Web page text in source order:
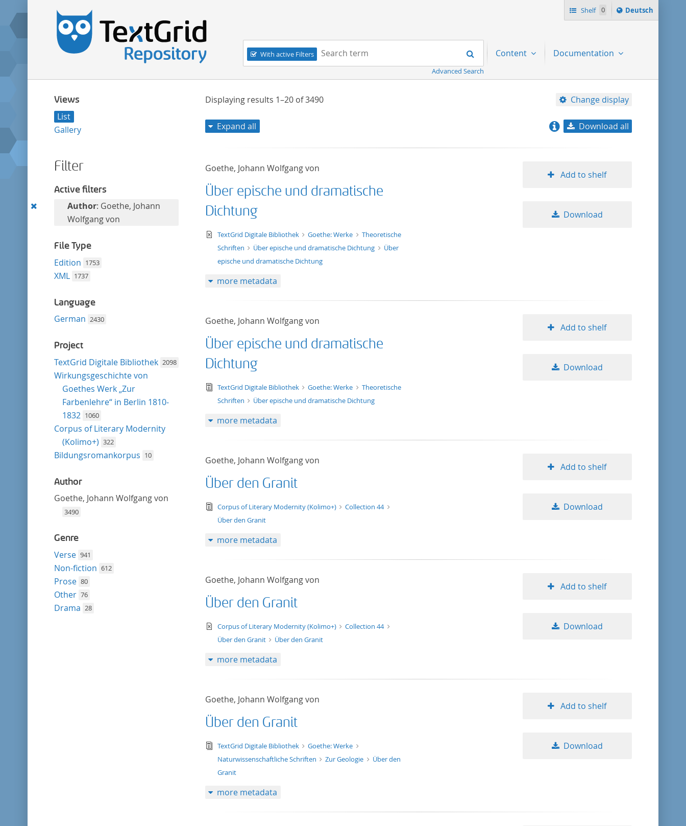
Shelf 0
Sprache
ï¿½ndern
Deutsch
Navigation
With active Filters
Search term:
Search
Advanced Search
Content Documentation
Views
List
Gallery
Filter
Active filters
RemoveAuthor: Goethe, Johann
Wolfgang von
File Type
Edition 1753
XML 1737
Language
German 2430
Project
TextGrid Digitale Bibliothek 2098
Wirkungsgeschichte von
Goethes Werk „Zur
Farbenlehre“ in Berlin 1810-
1832 1060
Corpus of Literary Modernity
(Kolimo+) 322
Bildungsromankorpus 10
Author
Goethe, Johann Wolfgang von
3490
Genre
Verse 941
Non-fiction 612
Prose 80
Other 76
Drama 28
Displaying results 1–20of3490 Change display
title ascending
Expand all Download all
Goethe, Johann Wolfgang von
Über epische und dramatische
Dichtung
text/xml
TextGrid Digitale Bibliothek Goethe: Werke
Theoretische
Schriften
Über epische und dramatische Dichtung
Über
epische und dramatische Dichtung
Add to shelf
Download
more metadata
Goethe, Johann Wolfgang von
Über epische und dramatische
Dichtung
text/tg.edition+tg.aggregation+xml
TextGrid Digitale Bibliothek Goethe: Werke
Theoretische
Schriften
Über epische und dramatische Dichtung
Add to shelf
Download
more metadata
Goethe, Johann Wolfgang von
Über den Granit
text/tg.edition+tg.aggregation+xml
Corpus of Literary Modernity (Kolimo+)
Collection 44
Über den Granit
Add to shelf
Download
more metadata
Goethe, Johann Wolfgang von
Über den Granit
text/xml
Corpus of Literary Modernity (Kolimo+)
Collection 44
Über den Granit
Über den Granit
Add to shelf
Download
more metadata
Goethe, Johann Wolfgang von
Über den Granit
text/tg.edition+tg.aggregation+xml
TextGrid Digitale Bibliothek
Goethe: Werke
Naturwissenschaftliche Schriften
Zur Geologie
Über den
Granit
Add to shelf
Download
more metadata